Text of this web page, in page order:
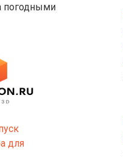
погодными
для